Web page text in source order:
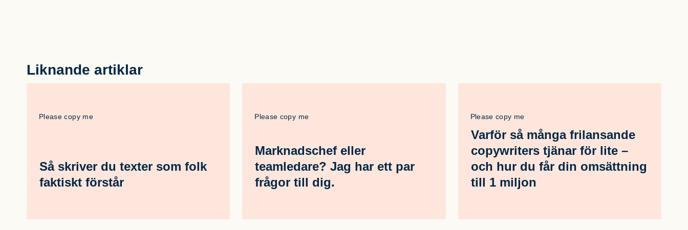
Liknande artiklar
Please copy me
Så skriver du texter som folk
faktiskt förstår
Please copy me
Marknadschef eller
teamledare? Jag har ett par
frågor till dig.
Please copy me
Varför så många frilansande
copywriters tjänar för lite –
och hur du får din omsättning
till 1 miljon